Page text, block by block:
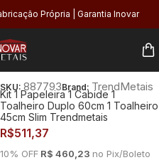
Própria | Garantia Inovar
SKU: 887793Brand: TrendMetais
Kit 1 Papeleira 1 Cabide 1
Toalheiro Duplo 60cm 1 Toalheiro
45cm Slim Trendmetais
R$511,37
10% OFF R$ 460,23 no Pix/Boleto